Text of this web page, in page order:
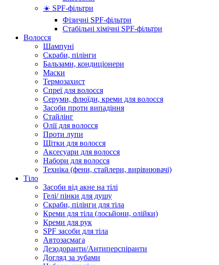
☀️ SPF-фільтри
Фізичні SPF-фільтри
Стабільні хімічні SPF-фільтри
Волосся
Шампуні
Скраби, пілінги
Бальзами, кондиціонери
Маски
Термозахист
Спреї для волосся
Серуми, флюїди, креми для волосся
Засоби проти випадіння
Стайлінг
Олії для волосся
Проти лупи
Щітки для волосся
Аксесуари для волосся
Набори для волосся
Техніка (фени, стайлери, вирівнювачі)
Тіло
Засоби від акне на тілі
Гелі/ пінки для душу
Скраби, пілінги для тіла
Креми для тіла (лосьйони, олійки)
Креми для рук
SPF засоби для тіла
Автозасмага
Дезодоранти/Антиперспіранти
Догляд за зубами